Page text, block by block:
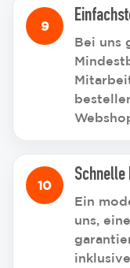
Bei uns
Ein
uns,